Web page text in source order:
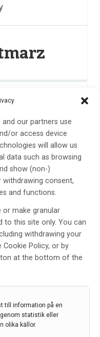
and our partners use
or access device
will allow us
data such as browsing
show (non-)
consent,
and functions.
make granular
to this site only. You can
withdrawing your
Policy, or by
at the bottom of the
till information på en
statistik eller
olika källor.
ger
operation
fyra operationer
Den nya
operationer och
med större
för patienten.
först
för